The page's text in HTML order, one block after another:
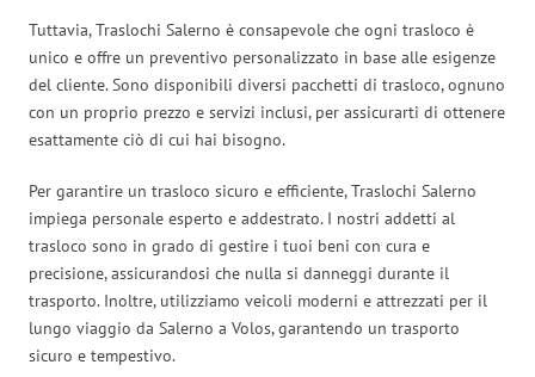
Tuttavia, Traslochi Salerno è consapevole che ogni trasloco è
unico e offre un preventivo personalizzato in base alle esigenze
del cliente. Sono disponibili diversi pacchetti di trasloco, ognuno
con un proprio prezzo e servizi inclusi, per assicurarti di ottenere
esattamente ciò di cui hai bisogno.
Per garantire un trasloco sicuro e efficiente, Traslochi Salerno
impiega personale esperto e addestrato. I nostri addetti al
trasloco sono in grado di gestire i tuoi beni con cura e
precisione, assicurandosi che nulla si danneggi durante il
trasporto. Inoltre, utilizziamo veicoli moderni e attrezzati per il
lungo viaggio da Salerno a Volos, garantendo un trasporto
sicuro e tempestivo.